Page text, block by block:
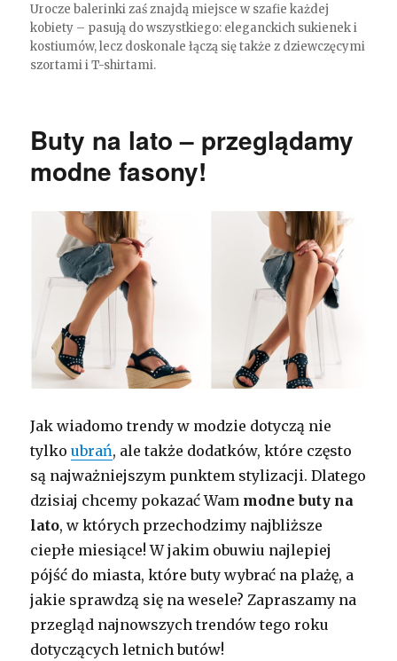
Urocze balerinki zaś znajdą miejsce w szafie każdej
kobiety – pasują do wszystkiego: eleganckich sukienek i
kostiumów, lecz doskonale łączą się także z dziewczęcymi
szortami i T-shirtami.
Buty na lato – przeglądamy
modne fasony!
Jak wiadomo trendy w modzie dotyczą nie
tylkoubrań, ale także dodatków, które często
są najważniejszym punktem stylizacji. Dlatego
dzisiaj chcemy pokazać Wam modne buty na
lato, w których przechodzimy najbliższe
ciepłe miesiące! W jakim obuwiu najlepiej
pójść do miasta, które buty wybrać na plażę, a
jakie sprawdzą się na wesele? Zapraszamy na
przegląd najnowszych trendów tego roku
dotyczących letnich butów!